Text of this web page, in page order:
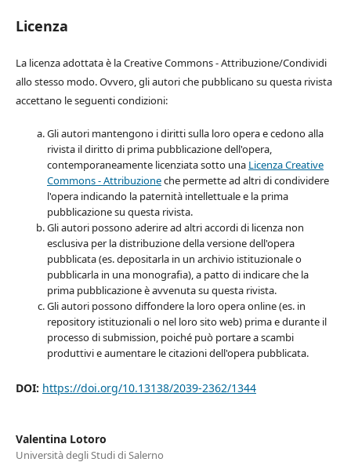
Licenza
La licenza adottata è la Creative Commons - Attribuzione/Condividi
allo stesso modo. Ovvero, gli autori che pubblicano su questa rivista
accettano le seguenti condizioni:
Gli autori mantengono i diritti sulla loro opera e cedono alla
rivista il diritto di prima pubblicazione dell'opera,
contemporaneamente licenziata sotto una Licenza Creative
Commons - Attribuzioneche permette ad altri di condividere
l'opera indicando la paternità intellettuale e la prima
pubblicazione su questa rivista.
Gli autori possono aderire ad altri accordi di licenza non
esclusiva per la distribuzione della versione dell'opera
pubblicata (es. depositarla in un archivio istituzionale o
pubblicarla in una monografia), a patto di indicare che la
prima pubblicazione è avvenuta su questa rivista.
Gli autori possono diffondere la loro opera online (es. in
repository istituzionali o nel loro sito web) prima e durante il
processo di submission, poiché può portare a scambi
produttivi e aumentare le citazioni dell'opera pubblicata.
DOI: https://doi.org/10.13138/2039-2362/1344
Valentina Lotoro
Università degli Studi di Salerno